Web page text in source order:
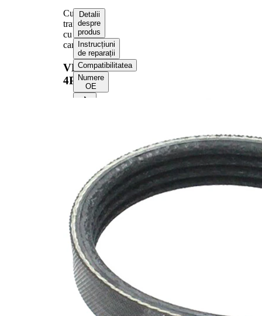
Curea
transmisie
cu
caneluri
VKMV
4PK718
Detalii
despre
produs
Instrucțiuni
de reparații
Compatibilitatea
Numere
OE
718 mm
14,24 mm
Culoare
negru
Numar
nervuri
4
SVHC
Nu sunt
disponibile
Material
curea
dienă
cauciuc)